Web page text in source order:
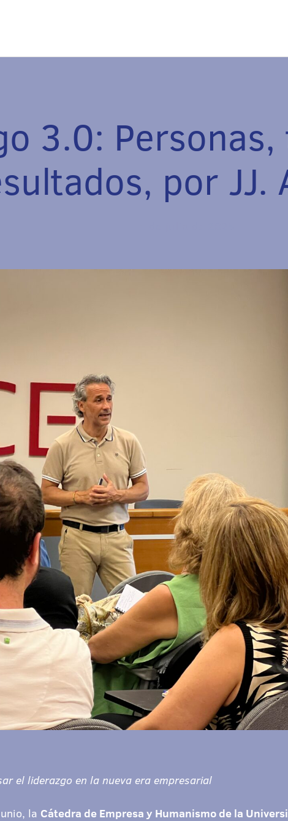
3.0:
por JJ.
el liderazgo en la nueva era empresarial
la Cátedra de Empresa y Humanismo de la